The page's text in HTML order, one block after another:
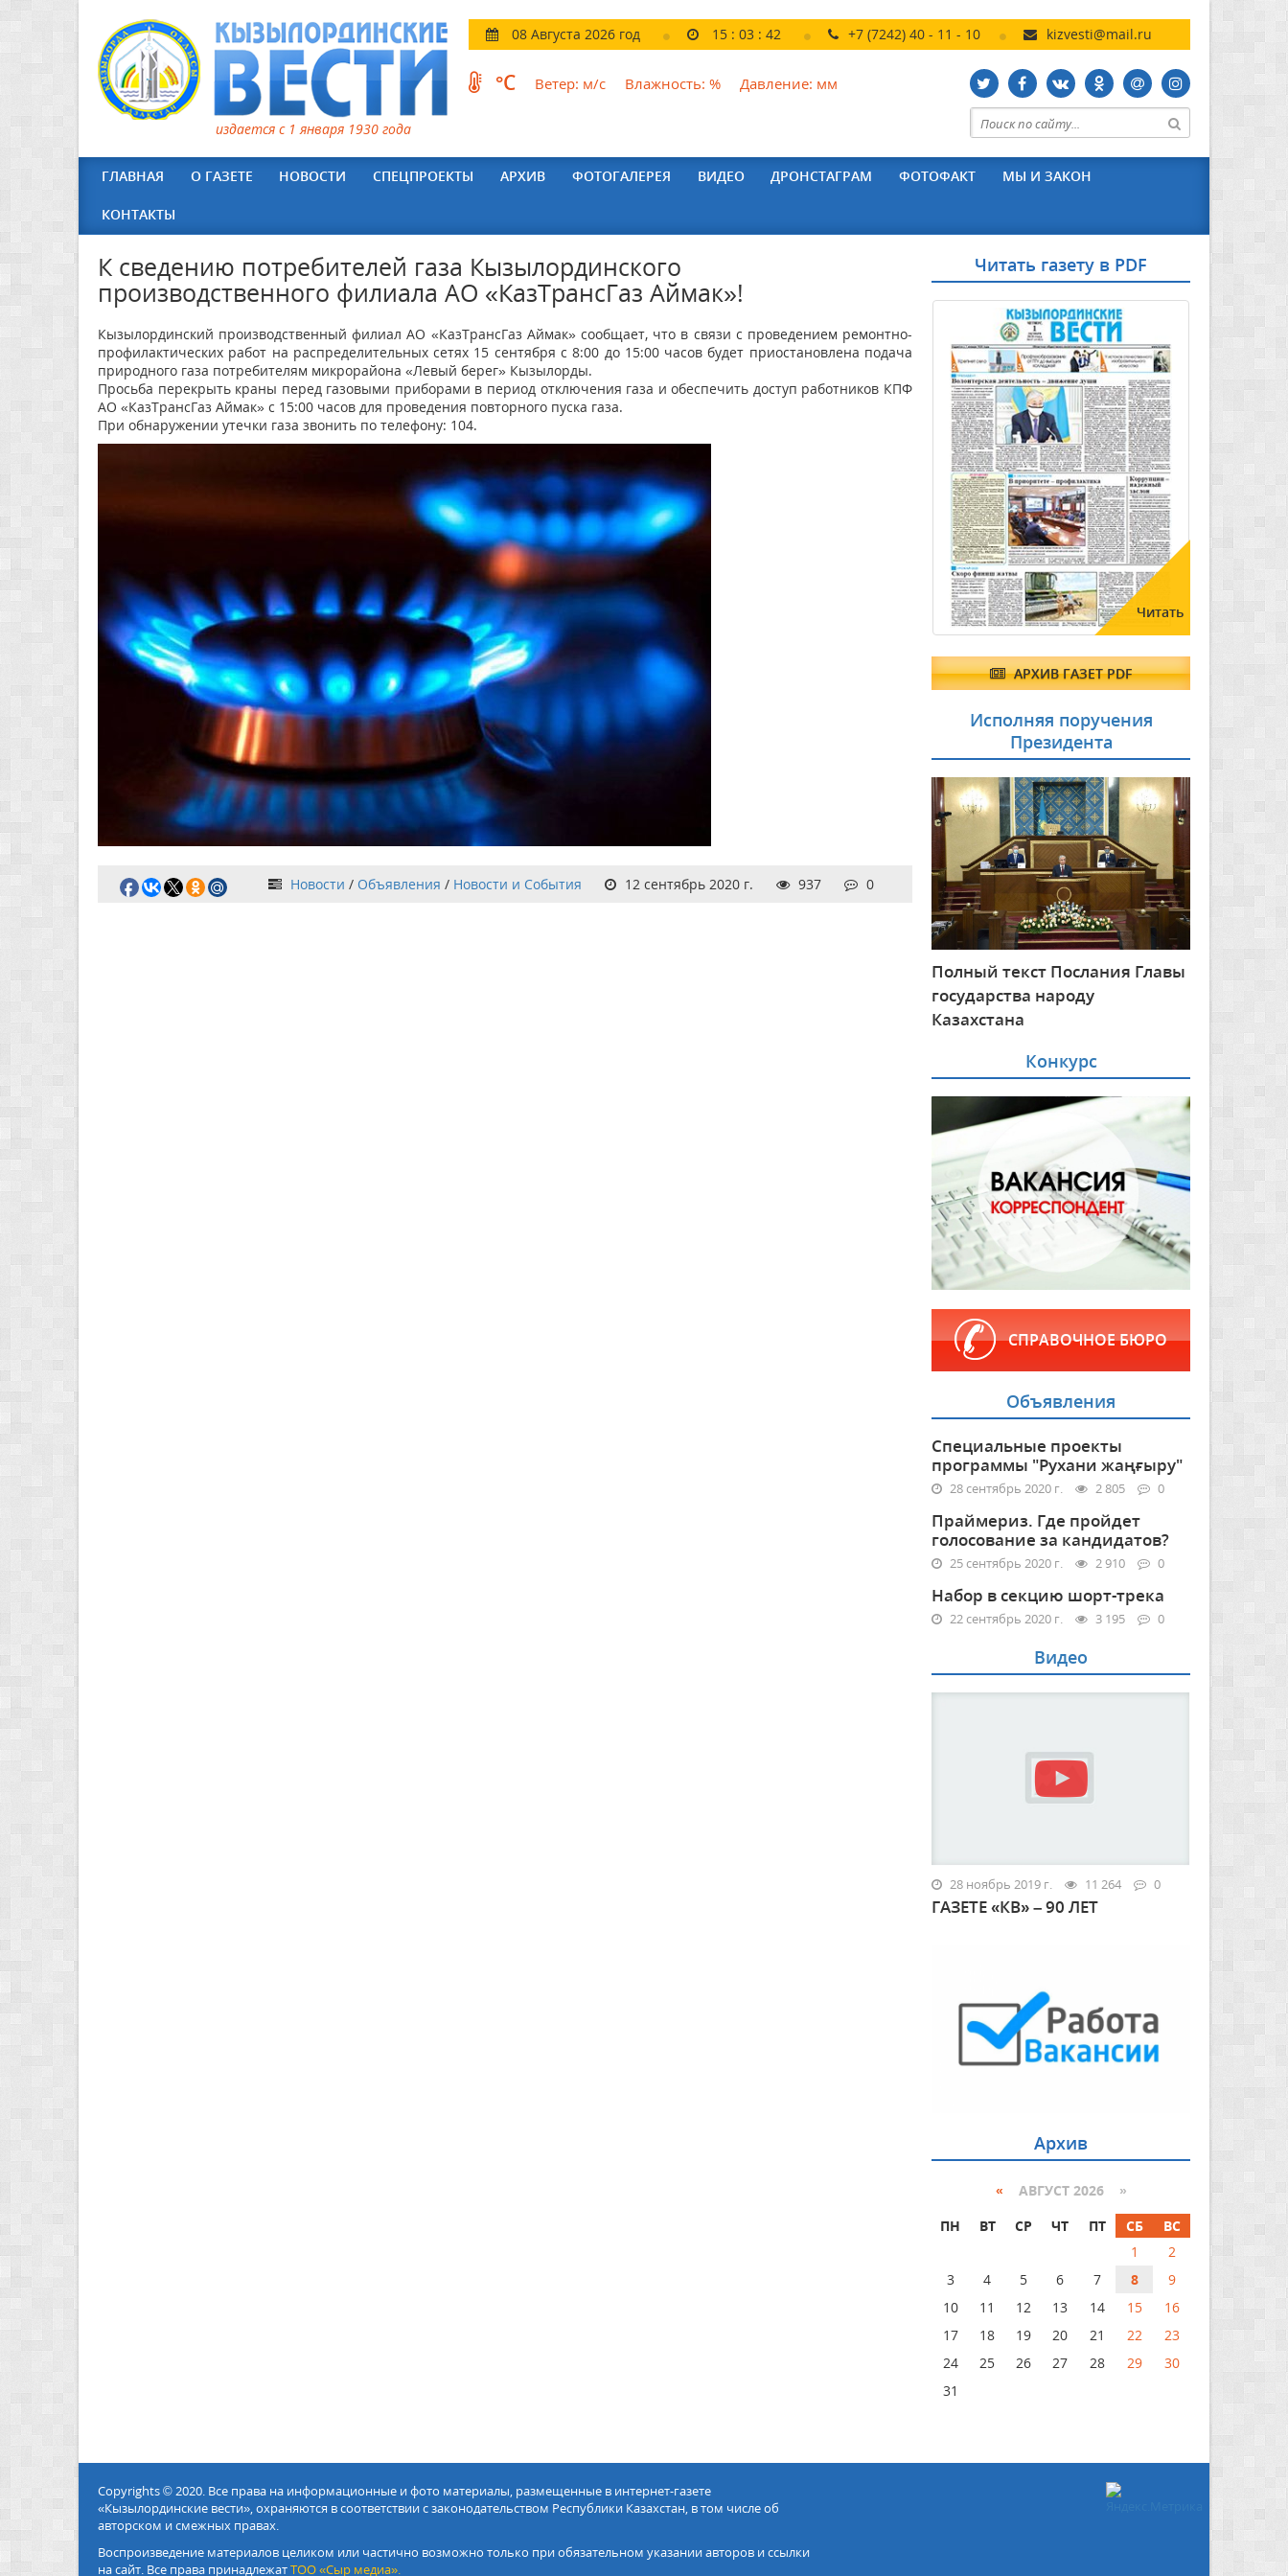
издается с 1 января 1930 года
08 Августа 2026 год 15 : 03 : 43 +7 (7242) 40 - 11 - 10 kizvesti@mail.ru
°C Ветер: м/с Влажность: % Давление: мм
ГЛАВНАЯ О ГАЗЕТЕ НОВОСТИ СПЕЦПРОЕКТЫ АРХИВ ФОТОГАЛЕРЕЯ ВИДЕО ДРОНСТАГРАМ ФОТОФАКТ МЫ И ЗАКОН
КОНТАКТЫ
К сведению потребителей газа Кызылординского
производственного филиала АО «КазТрансГаз Аймак»!
Кызылординский производственный филиал АО «КазТрансГаз Аймак» сообщает, что в связи с проведением ремонтно-
профилактических работ на распределительных сетях 15 сентября с 8:00 до 15:00 часов будет приостановлена подача
природного газа потребителям микрорайона «Левый берег» Кызылорды.
Просьба перекрыть краны перед газовыми приборами в период отключения газа и обеспечить доступ работников КПФ
АО «КазТрансГаз Аймак» с 15:00 часов для проведения повторного пуска газа.
При обнаружении утечки газа звонить по телефону: 104.
Новости / Объявления / Новости и События 12 сентябрь 2020 г. 937 0
Читать газету в PDF
Читать
АРХИВ ГАЗЕТ PDF
Исполняя поручения
Президента
Полный текст Послания Главы
государства народу
Казахстана
Конкурс
СПРАВОЧНОЕ БЮРО
Объявления
Специальные проекты
программы "Рухани жаңғыру"
28 сентябрь 2020 г. 2 805 0
Праймериз. Где пройдет
голосование за кандидатов?
25 сентябрь 2020 г. 2 910 0
Набор в секцию шорт-трека
22 сентябрь 2020 г. 3 195 0
Видео
28 ноябрь 2019 г. 11 264 0
ГАЗЕТЕ «КВ» – 90 ЛЕТ
Архив
« АВГУСТ 2026 »
ПН
ВТ СР ЧТ ПТ СБ
ВС
1
2
3
4 5 6 7 8
9
10
11 12 13 14 15
16
17
18 19 20 21 22
23
24
25 26 27 28 29
30
31
Copyrights © 2020. Все права на информационные и фото материалы, размещенные в интернет-газете
«Кызылординские вести», охраняются в соответствии с законодательством Республики Казахстан, в том числе об
авторском и смежных правах.
Воспроизведение материалов целиком или частично возможно только при обязательном указании авторов и ссылки
на сайт. Все права принадлежатТОО «Сыр медиа».